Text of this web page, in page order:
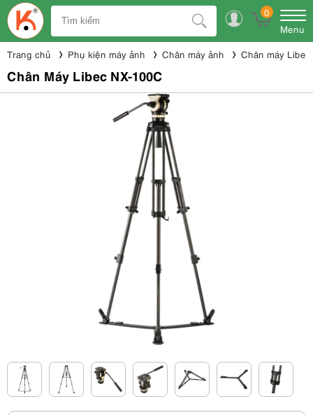
0
Menu
Trang chủ Phụ kiện máy ảnh Chân máy ảnh Chân máy Libec
Chân Máy Libec NX-100C